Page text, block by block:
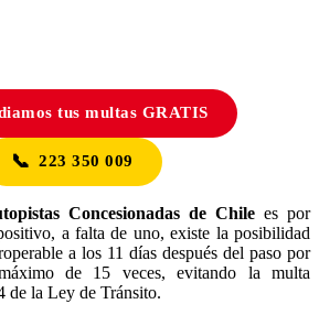
tus multas GRATIS
📞 223 350 009
Concesionadas de Chilees por
a falta de uno, existe la posibilidad
a los 11 días después del paso por
de 15 veces, evitando la multa
de la Ley de Tránsito.